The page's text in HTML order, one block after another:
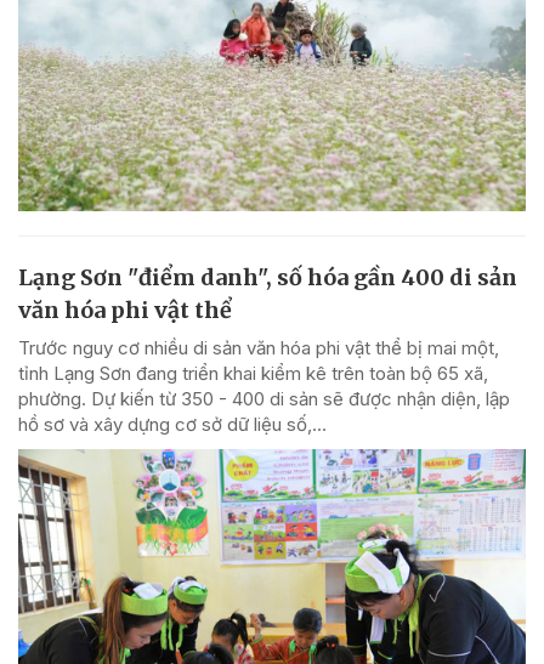
Lạng Sơn "điểm danh", số hóa gần 400 di sản
văn hóa phi vật thể
Trước nguy cơ nhiều di sản văn hóa phi vật thể bị mai một,
tỉnh Lạng Sơn đang triển khai kiểm kê trên toàn bộ 65 xã,
phường. Dự kiến từ 350 - 400 di sản sẽ được nhận diện, lập
hồ sơ và xây dựng cơ sở dữ liệu số,...